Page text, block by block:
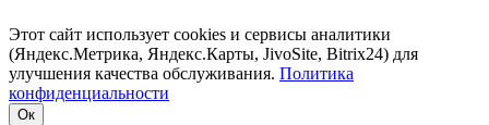
Этот сайт использует cookies и сервисы аналитики
(Яндекс.Метрика, Яндекс.Карты, JivoSite, Bitrix24) для
улучшения качества обслуживания. Политика
конфиденциальности
Ок